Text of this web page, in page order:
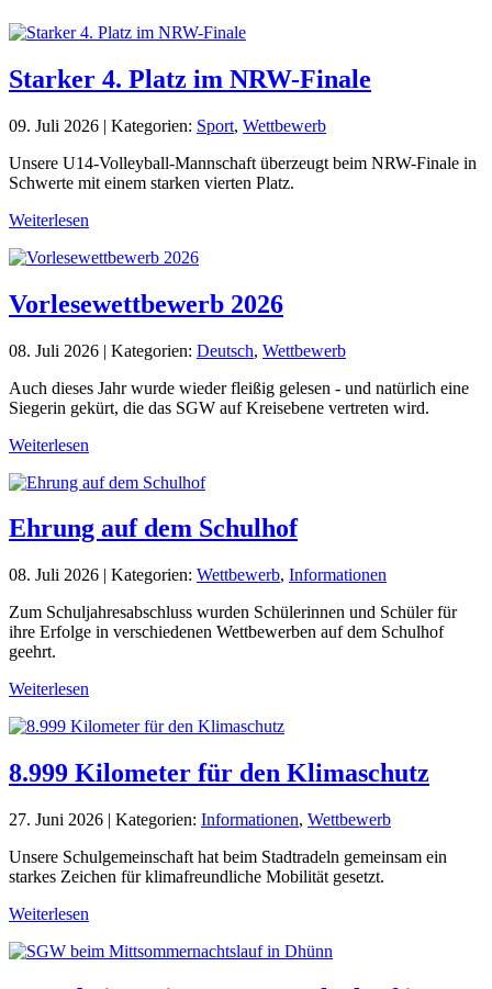
Starker 4. Platz im NRW-Finale
09. Juli 2026 | Kategorien: Sport, Wettbewerb
Unsere U14-Volleyball-Mannschaft überzeugt beim NRW-Finale in
Schwerte mit einem starken vierten Platz.
Weiterlesen
Vorlesewettbewerb 2026
08. Juli 2026 | Kategorien: Deutsch, Wettbewerb
Auch dieses Jahr wurde wieder fleißig gelesen - und natürlich eine
Siegerin gekürt, die das SGW auf Kreisebene vertreten wird.
Weiterlesen
Ehrung auf dem Schulhof
08. Juli 2026 | Kategorien: Wettbewerb, Informationen
Zum Schuljahresabschluss wurden Schülerinnen und Schüler für
ihre Erfolge in verschiedenen Wettbewerben auf dem Schulhof
geehrt.
Weiterlesen
8.999 Kilometer für den Klimaschutz
27. Juni 2026 | Kategorien: Informationen, Wettbewerb
Unsere Schulgemeinschaft hat beim Stadtradeln gemeinsam ein
starkes Zeichen für klimafreundliche Mobilität gesetzt.
Weiterlesen